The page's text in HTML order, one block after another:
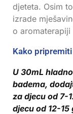
djeteta. Osim
izrade
o
Kako
U 30mL
badema,
za djecu od 7-
djecu od 12-15